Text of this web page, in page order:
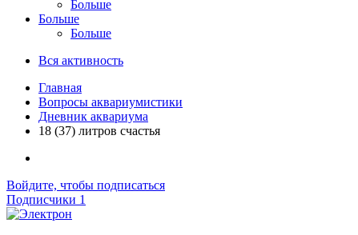
Больше
Больше
Больше
Вся активность
Главная
Вопросы аквариумистики
Дневник аквариума
18 (37) литров счастья
Войдите, чтобы подписаться
Подписчики 1